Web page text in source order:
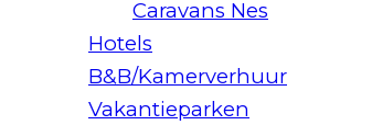
Caravans Nes
Hotels
B&B/Kamerverhuur
Vakantieparken